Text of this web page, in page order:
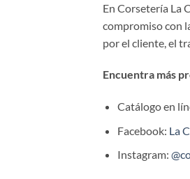
En Corsetería La
compromiso con
por el cliente, el
Encuentra más
Catálogo en
Facebook: La
Instagram: